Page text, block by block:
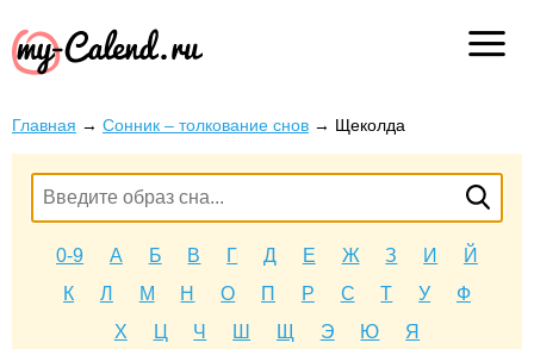
Главная → Сонник – толкование снов → Щеколда
0-9 А Б В Г Д Е Ж З И
Й
К
Л М Н О П Р С Т У
Ф
Х
Ц Ч Ш Щ Э Ю Я